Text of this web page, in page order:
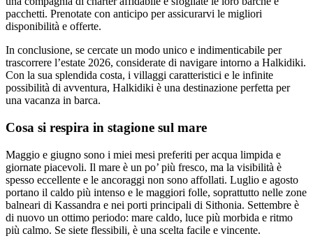
pacchetti. Prenotate con anticipo per assicurarvi le migliori
disponibilità e offerte.
In conclusione, se cercate un modo unico e indimenticabile per
trascorrere l’estate 2026, considerate di navigare intorno a Halkidiki.
Con la sua splendida costa, i villaggi caratteristici e le infinite
possibilità di avventura, Halkidiki è una destinazione perfetta per
una vacanza in barca.
Cosa si respira in stagione sul mare
Maggio e giugno sono i miei mesi preferiti per acqua limpida e
giornate piacevoli. Il mare è un po’ più fresco, ma la visibilità è
spesso eccellente e le ancoraggi non sono affollati. Luglio e agosto
portano il caldo più intenso e le maggiori folle, soprattutto nelle zone
balneari di Kassandra e nei porti principali di Sithonia. Settembre è
di nuovo un ottimo periodo: mare caldo, luce più morbida e ritmo
più calmo. Se siete flessibili, è una scelta facile e vincente.